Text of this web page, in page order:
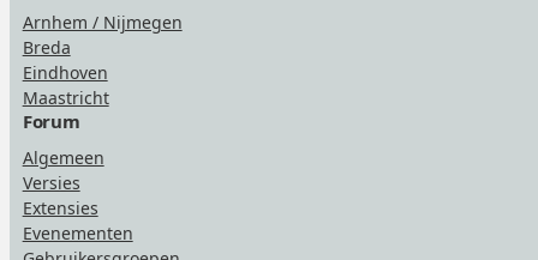
Arnhem / Nijmegen
Breda
Eindhoven
Maastricht
Forum
Algemeen
Versies
Extensies
Evenementen